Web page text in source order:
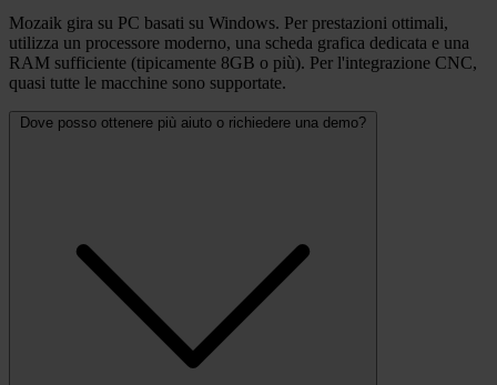
Mozaik gira su PC basati su Windows. Per prestazioni ottimali,
utilizza un processore moderno, una scheda grafica dedicata e una
RAM sufficiente (tipicamente 8GB o più). Per l'integrazione CNC,
quasi tutte le macchine sono supportate.
Dove posso ottenere più aiuto o richiedere una demo?